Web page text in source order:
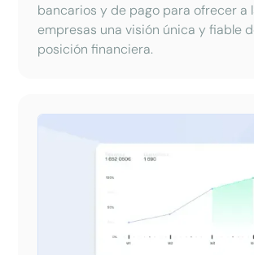
bancarios y de pago para ofrecer a
empresas una visión única y fiable
posición financiera.